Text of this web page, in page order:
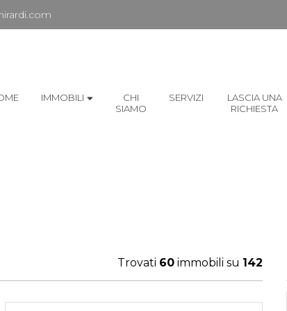
IMMOBILI
CHI
SIAMO
SERVIZI
LASCIA UNA
RICHIESTA
Trovati 60immobili su 142